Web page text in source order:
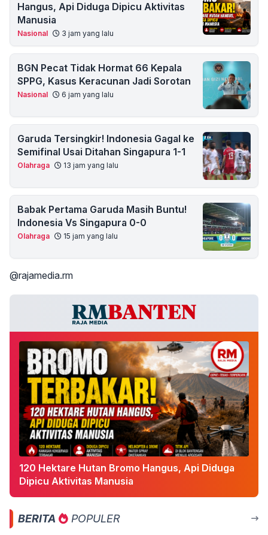
Hangus, Api Diduga Dipicu Aktivitas
Manusia
Nasional 3 jam yang lalu
BGN Pecat Tidak Hormat 66 Kepala
SPPG, Kasus Keracunan Jadi Sorotan
Nasional 6 jam yang lalu
Garuda Tersingkir! Indonesia Gagal ke
Semifinal Usai Ditahan Singapura 1-1
Olahraga 13 jam yang lalu
Babak Pertama Garuda Masih Buntu!
Indonesia Vs Singapura 0-0
Olahraga 15 jam yang lalu
@rajamedia.rm
120 Hektare Hutan Bromo Hangus, Api Diduga
Dipicu Aktivitas Manusia
BERITA POPULER